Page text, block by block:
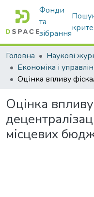
Фонди
та
зібрання
Головна
Оцінка
місцевих